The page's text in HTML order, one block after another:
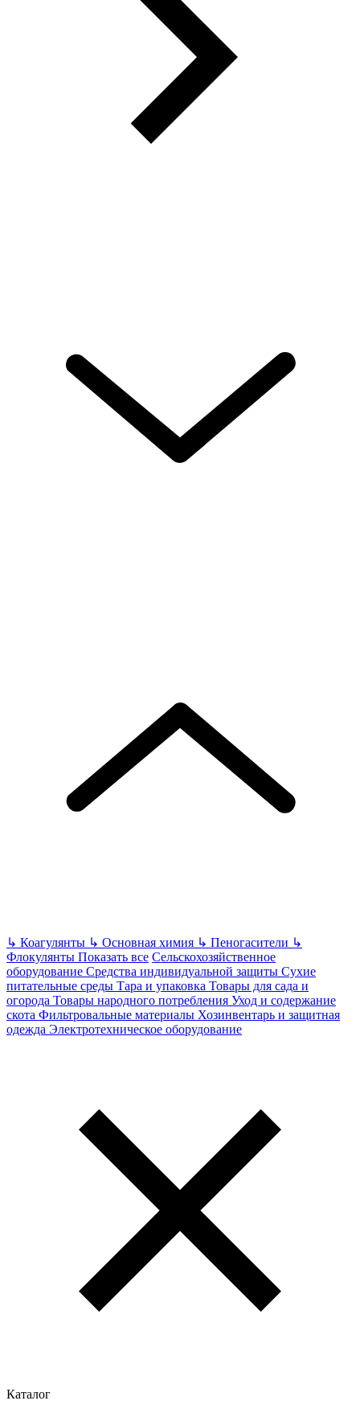
↳ Коагулянты ↳ Основная химия ↳ Пеногасители ↳
Флокулянты Показать все Сельскохозяйственное
оборудование Средства индивидуальной защиты Сухие
питательные среды Тара и упаковка Товары для сада и
огорода Товары народного потребления Уход и содержание
скота Фильтровальные материалы Хозинвентарь и защитная
одежда Электротехническое оборудование
Каталог